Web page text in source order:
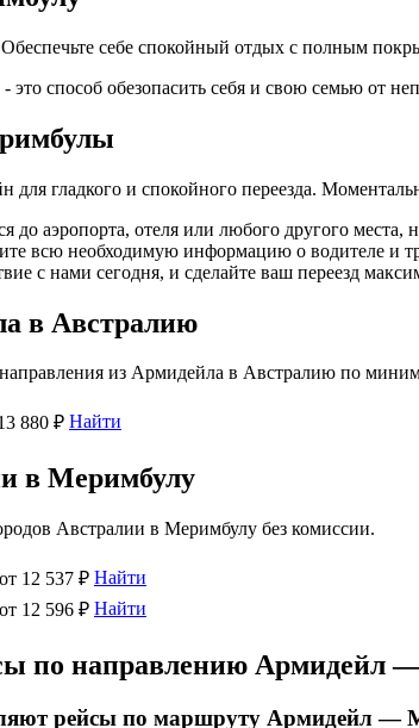
себе спокойный отдых с полным
способ обезопасить себя и свою семью от
гладкого и спокойного переезда.
до аэропорта, отеля или любого другого
всю необходимую информацию о водителе и
с нами сегодня, и сделайте ваш переезд
в Австралию
из Армидейла в Австралию по
880 ₽ Найти
в Меримбулу
Австралии в Меримбулу без комиссии.
от 12 537 ₽ Найти
от 12 596 ₽ Найти
по направлению Армидейл
рейсы по маршруту Армидейл —